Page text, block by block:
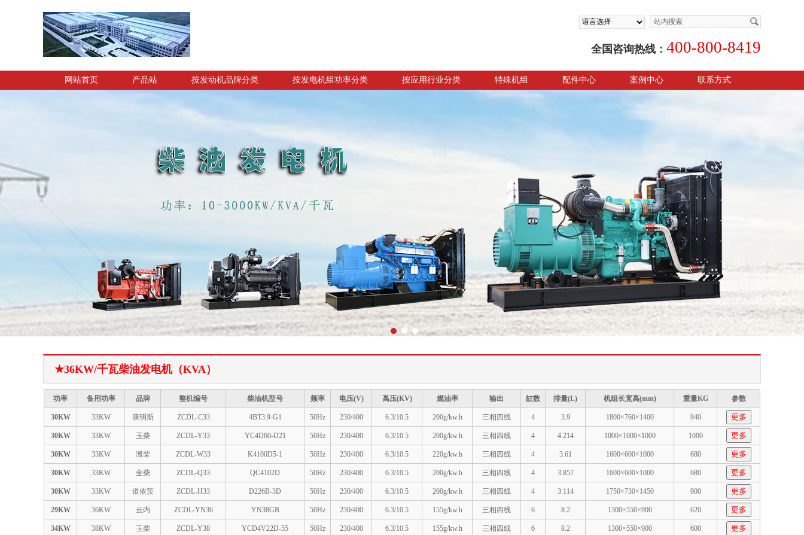
全国咨询热线： 400-800-8419
网站首页 产品站 按发动机品牌分类 按发电机组功率分类 按应用行业分类 特殊机组 配件中心 案例中心 联系方式
★36KW/千瓦柴油发电机（KVA）
功率 备用功率 品牌 整机编号 柴油机型号 频率 电压(V) 高压(KV) 燃油率 输出 缸数 排量(L) 机组长宽高(mm) 重量KG 参数
30KW 33KW 康明斯 ZCDL-C33 4BT3.9-G1 50Hz 230/400 6.3/10.5 200g/kw.h 三相四线 4 3.9 1800×760×1400 940 更多
30KW 33KW 玉柴 ZCDL-Y33 YC4D60-D21 50Hz 230/400 6.3/10.5 200g/kw.h 三相四线 4 4.214 1000×1000×1000 1000 更多
30KW 33KW 潍柴 ZCDL-W33 K4100D5-1 50Hz 230/400 6.3/10.5 220g/kw.h 三相四线 4 3.61 1600×600×1000 680 更多
30KW 33KW 全柴 ZCDL-Q33 QC4102D 50Hz 230/400 6.3/10.5 200g/kw.h 三相四线 4 3.857 1600×600×1000 680 更多
30KW 33KW 道依茨 ZCDL-H33 D226B-3D 50Hz 230/400 6.3/10.5 200g/kw.h 三相四线 4 3.114 1750×730×1450 900 更多
29KW 36KW 云内 ZCDL-YN36 YN38GB 50Hz 230/400 6.3/10.5 155g/kw.h 三相四线 6 8.2 1300×550×900 620 更多
34KW 38KW 玉柴 ZCDL-Y38 YCD4V22D-55 50Hz 230/400 6.3/10.5 155g/kw.h 三相四线 6 8.2 1300×550×900 600 更多